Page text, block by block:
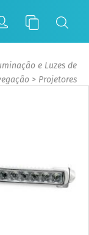
e Luzes de
> Projetores